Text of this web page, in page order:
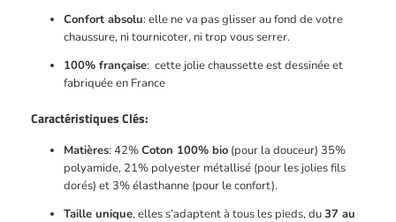
Confort absolu: elle ne va pas glisser au fond de votre
chaussure, ni tournicoter, ni trop vous serrer.
100% française: cette jolie chaussette est dessinée et
fabriquée en France
Caractéristiques Clés:
Matières: 42%Coton 100% bio(pour la douceur) 35%
polyamide, 21% polyester métallisé (pour les jolies fils
dorés) et 3% élasthanne (pour le confort).
Taille unique, elles s’adaptent à tous les pieds, du37 au